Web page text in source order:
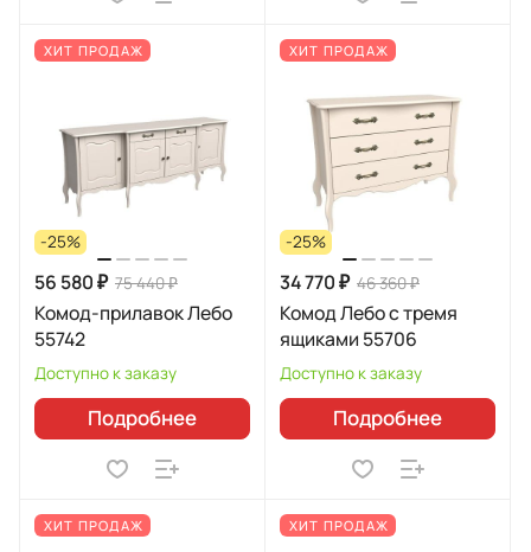
ХИТ ПРОДАЖ
-25%
56 580 ₽ 75 440 ₽
Комод-прилавок Лебо
55742
Доступно к заказу
Подробнее
ХИТ ПРОДАЖ
-25%
34 770 ₽ 46 360 ₽
Комод Лебо с тремя
ящиками 55706
Доступно к заказу
Подробнее
ХИТ ПРОДАЖ ХИТ ПРОДАЖ